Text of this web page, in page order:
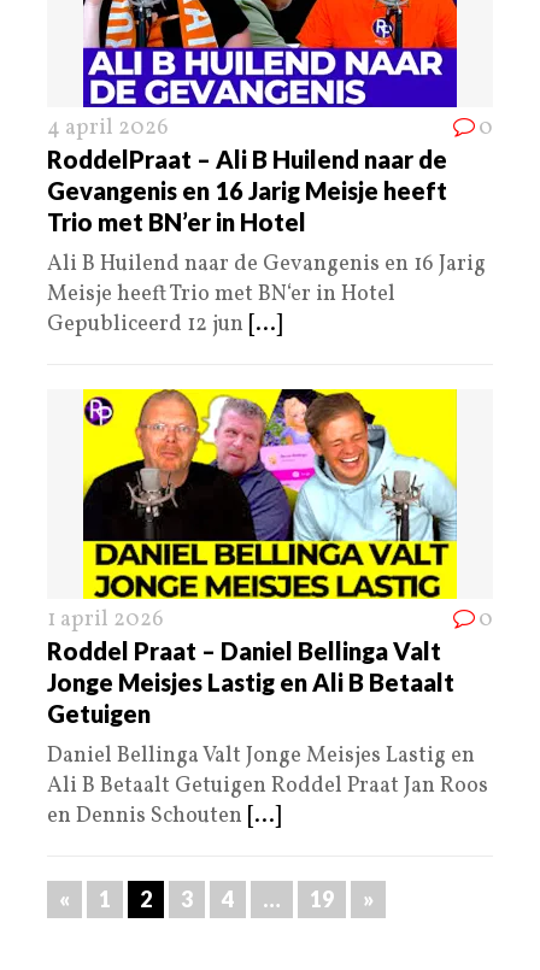
4 april 2026 0
RoddelPraat – Ali B Huilend naar de
Gevangenis en 16 Jarig Meisje heeft
Trio met BN’er in Hotel
Ali B Huilend naar de Gevangenis en 16 Jarig
Meisje heeft Trio met BN‘er in Hotel
Gepubliceerd 12 jun [...]
1 april 2026 0
Roddel Praat – Daniel Bellinga Valt
Jonge Meisjes Lastig en Ali B Betaalt
Getuigen
Daniel Bellinga Valt Jonge Meisjes Lastig en
Ali B Betaalt Getuigen Roddel Praat Jan Roos
en Dennis Schouten [...]
« 1 2 3 4 … 19 »